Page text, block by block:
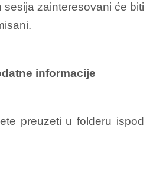
sesija zainteresovani će biti
informacije
preuzeti u folderu ispod